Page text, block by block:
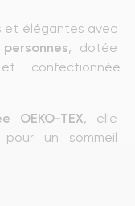
et élégantes avec
, dotée
confectionnée
OEKO-TEX, elle
un sommeil